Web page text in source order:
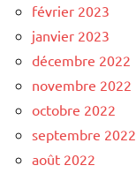
février 2023
janvier 2023
décembre 2022
novembre 2022
octobre 2022
septembre 2022
août 2022